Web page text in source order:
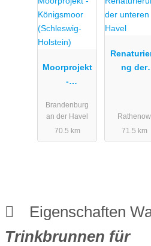
Moorprojekt
-
(Schleswig-
Brandenburg
an der Havel
70.5 km
ng der
Rathenow
71.5 km
Eigenschaften
Trinkbrunnen für